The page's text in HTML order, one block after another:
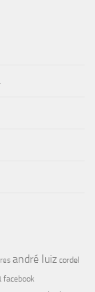
andré luiz cordel
facebook